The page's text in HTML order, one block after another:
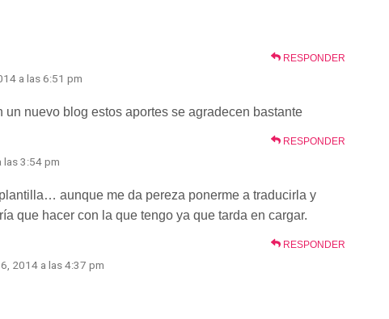
RESPONDER
a las 6:51 pm
un nuevo blog estos aportes se agradecen bastante
RESPONDER
las 3:54 pm
aunque me da pereza ponerme a traducirla y
que hacer con la que tengo ya que tarda en cargar.
RESPONDER
6, 2014 a las 4:37 pm